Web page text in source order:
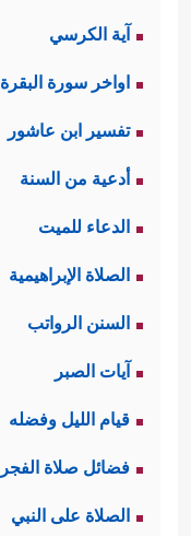
آية الكرسي
اواخر سورة البقرة
تفسير ابن عاشور
أدعية من السنة
الدعاء للميت
الصلاة الإبراهيمية
السنن الرواتب
آيات الصبر
قيام الليل وفضله
فضائل صلاة الفجر
الصلاة على النبي